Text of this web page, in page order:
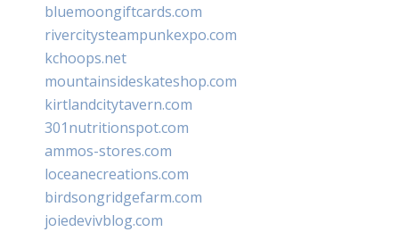
bluemoongiftcards.com
rivercitysteampunkexpo.com
kchoops.net
mountainsideskateshop.com
kirtlandcitytavern.com
301nutritionspot.com
ammos-stores.com
loceanecreations.com
birdsongridgefarm.com
joiedevivblog.com